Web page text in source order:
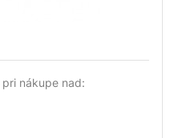
pri nákupe nad: